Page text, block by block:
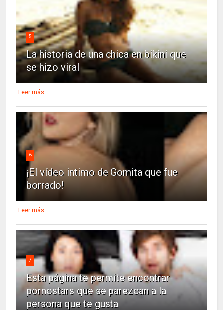
5
La historia de una chica en bikini que
se hizo viral
Leer más
6
¡El vídeo intimo de Gomita que fue
borrado!
Leer más
7
Esta página te permite encontrar
pornostars que se parezcan a la
persona que te gusta